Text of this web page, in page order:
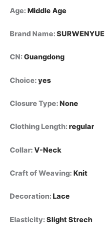
بالزهور
قميص
أنيق
على
V،
كاجوال
بأكمام
بلوزة
24350
Age:Middle Age
Brand Name:SURWENYUE
CN:Guangdong
Choice:yes
Closure Type:None
Clothing Length:regular
Collar:V-Neck
Craft of Weaving:Knit
Decoration:Lace
Elasticity:Slight Strech